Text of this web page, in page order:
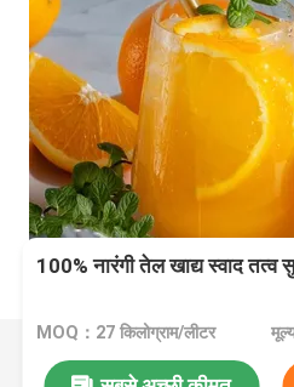
100% नारंगी तेल खाद्य स्वाद तत्व
MOQ：27 किलोग्राम/लीटर